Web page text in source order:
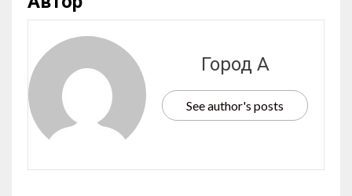
Город А
See author's posts